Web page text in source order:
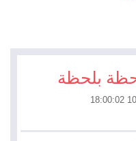
بلحظة